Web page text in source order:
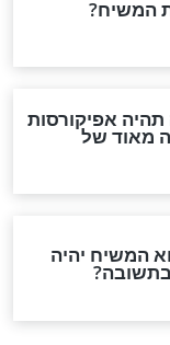
בית המקדש?
מילואים